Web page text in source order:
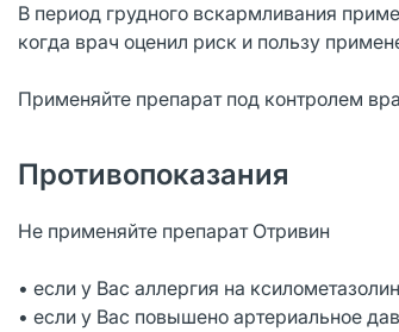
В период грудного вскармливания
когда врач оценил риск и пользу
Применяйте препарат под контролем
Противопоказания
Не применяйте препарат Отривин
• если у Вас аллергия на
• если у Вас повышено артериальное